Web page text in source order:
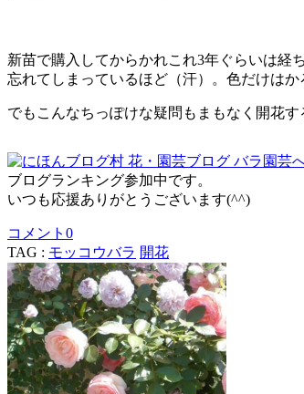
新苗で購入してからかれこれ3年ぐらいは経
忘れてしまっているほど（汗）。色だけは
でもこんなちっぽけな疑問もまもなく開花
ブログランキング参加中です。
いつも応援ありがとうございます(^^)
コメント 0
TAG : モッコウバラ 開花